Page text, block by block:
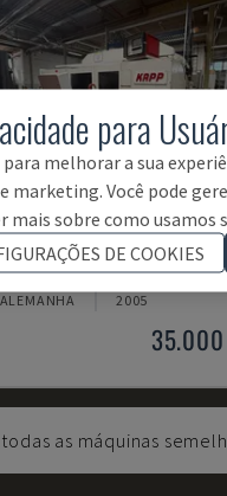
RNS 55
KAPP - RETIFICADORA CILÍNDRICA
ALEMANHA 2005
as máquinas
para
melhorar a sua
marketing. Você pode
mais sobre como usamos
DE COOKIES